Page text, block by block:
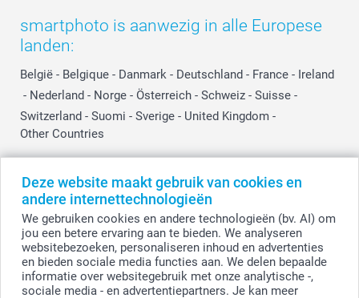
Deze website maakt gebruik van cookies en
andere internettechnologieën
We gebruiken cookies en andere technologieën (bv. AI) om
jou een betere ervaring aan te bieden. We analyseren
websitebezoeken, personaliseren inhoud en advertenties
en bieden sociale media functies aan. We delen bepaalde
informatie over websitegebruik met onze analytische -,
sociale media - en advertentiepartners. Je kan meer
smartphoto is aanwezig in alle Europese
landen:
België - Belgique - Danmark - Deutschland - France - Ireland
- Nederland - Norge - Österreich - Schweiz - Suisse -
Switzerland - Suomi - Sverige - United Kingdom -
Other Countries
© smartphoto group. Alle rechten voorbehouden.Disclaimer
Alle prijzen zijn in EURO (€) inclusief BTW en exclusief verzendkosten.